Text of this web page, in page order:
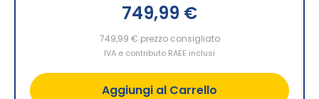
749,99 €
749,99 € prezzo consigliato
IVA e contributo RAEE inclusi
Aggiungi al Carrello